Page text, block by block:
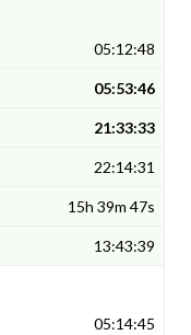
05:12:48
05:53:46
21:33:33
22:14:31
15h 39m 47s
13:43:39
05:14:45